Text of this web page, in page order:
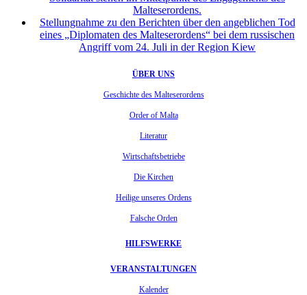
Malteserordens.
Stellungnahme zu den Berichten über den angeblichen Tod
eines „Diplomaten des Malteserordens“ bei dem russischen
Angriff vom 24. Juli in der Region Kiew
ÜBER UNS
Geschichte des Malteserordens
Order of Malta
Literatur
Wirtschaftsbetriebe
Die Kirchen
Heilige unseres Ordens
Falsche Orden
HILFSWERKE
VERANSTALTUNGEN
Kalender